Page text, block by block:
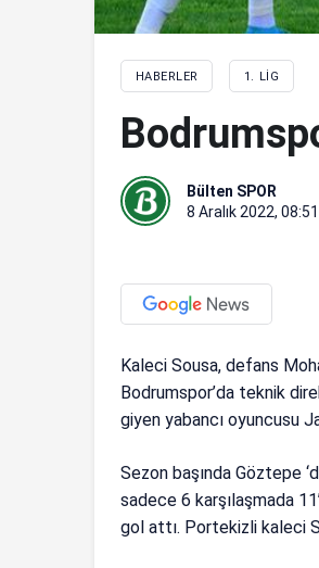
HABERLER 1. LIG
Bülten SPOR
8 Aralık 2022, 08:51
Kaleci Sousa, defans
Bodrumspor’da teknik
giyen yabancı oyuncusu
Sezon başında Göztepe
sadece 6 karşılaşmada
gol attı. Portekizli kaleci